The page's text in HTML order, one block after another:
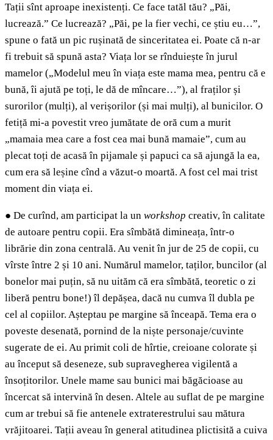
Tații sînt aproape inexistenți. Ce face tatăl tău? „Păi,
lucrează.” Ce lucrează? „Păi, pe la fier vechi, ce știu eu…”,
spune o fată un pic rușinată de sinceritatea ei. Poate că n-ar
fi trebuit să spună asta? Viața lor se rînduiește în jurul
mamelor („Modelul meu în viața este mama mea, pentru că e
bună, îi ajută pe toți, le dă de mîncare…”), al fraților și
surorilor (mulți), al verișorilor (și mai mulți), al bunicilor. O
fetiță mi-a povestit vreo jumătate de oră cum a murit
„mamaia mea care a fost cea mai bună mamaie”, cum au
plecat toți de acasă în pijamale și papuci ca să ajungă la ea,
cum era să leșine cînd a văzut-o moartă. A fost cel mai trist
moment din viața ei.
● De curînd, am participat la un workshop creativ, în calitate
de autoare pentru copii. Era sîmbătă dimineața, într-o
librărie din zona centrală. Au venit în jur de 25 de copii, cu
vîrste între 2 și 10 ani. Numărul mamelor, taților, buncilor (al
bonelor mai puțin, să nu uităm că era sîmbătă, teoretic o zi
liberă pentru bone!) îl depășea, dacă nu cumva îl dubla pe
cel al copiilor. Așteptau pe margine să înceapă. Tema era o
poveste desenată, pornind de la niște personaje/cuvinte
sugerate de ei. Au primit coli de hîrtie, creioane colorate și
au început să deseneze, sub supravegherea vigilentă a
însoțitorilor. Unele mame sau bunici mai băgăcioase au
încercat să intervină în desen. Altele au suflat de pe margine
cum ar trebui să fie antenele extraterestrului sau mătura
vrăjitoarei. Tații aveau în general atitudinea plictisită a cuiva